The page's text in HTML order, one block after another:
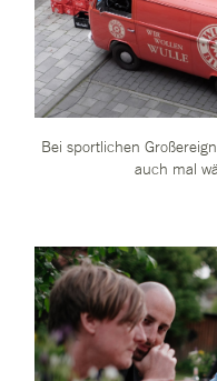
Bei sportlichen
auch mal